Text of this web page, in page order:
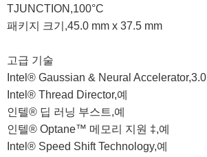
TJUNCTION,100°C
패키지 크기,45.0 mm x 37.5 mm
고급 기술
Intel® Gaussian & Neural Accelerator,3.0
Intel® Thread Director,예
인텔® 딥 러닝 부스트,예
인텔® Optane™ 메모리 지원 ‡,예
Intel® Speed Shift Technology,예